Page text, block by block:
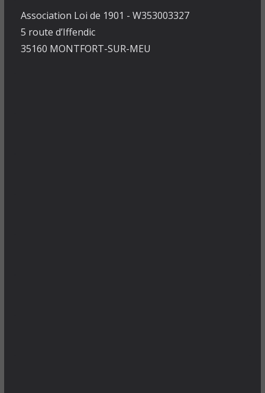
Association Loi de 1901 - W353003327
5 route d’Iffendic
35160 MONTFORT-SUR-MEU